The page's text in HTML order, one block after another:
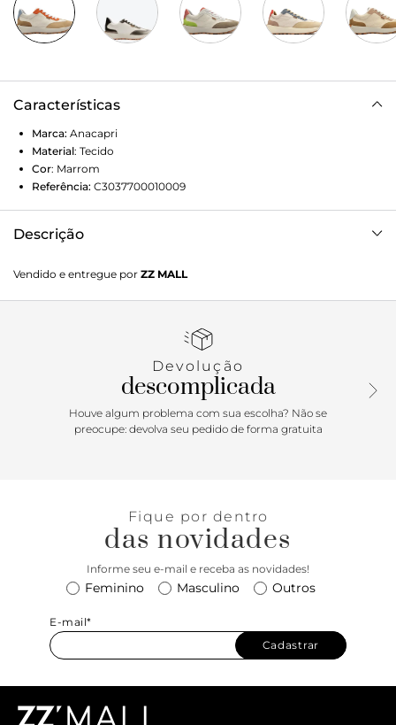
Características
Marca: Anacapri
Material: Tecido
Cor: Marrom
Referência: C3037700010009
Descrição
levemente tratorado com detalhe azul na parte traseira e
atacadores em branco. Com detalhes acamurçados em
na traseira. Tag lateral marrom com o nome da marca.
A construção multicolorida deixa o tênis
Lavínia muito mais feminino e moderno na hora - com
special thanks aos recortes acamurçados, que vem para
trazer ainda mais estilo! Com solado robusto levemente
+ camisão comprido, super tendência!
Vendido e entregue por ZZ MALL
Devolução
descomplicada
Houve algum problema com sua escolha? Não se
preocupe: devolva seu pedido de forma gratuita
Fique por dentro
das novidades
Informe seu e-mail e receba as novidades!
Feminino Masculino Outros
E-mail*
Cadastrar